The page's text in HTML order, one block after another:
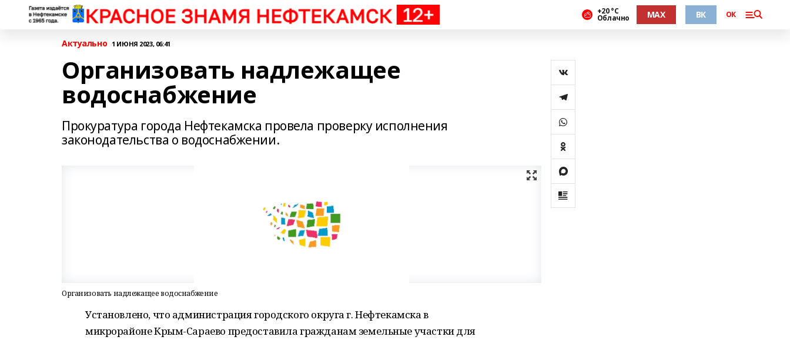
+20 °С
Облачно MAX ВК ОК
Актуально 1 ИЮНЯ 2023, 06:41
Организовать надлежащее
водоснабжение
Прокуратура города Нефтекамска провела проверку исполнения
законодательства о водоснабжении.
Организовать надлежащее водоснабжение
Установлено, что администрация городского округа г. Нефтекамска в
микрорайоне Крым-Сараево предоставила гражданам земельные участки для